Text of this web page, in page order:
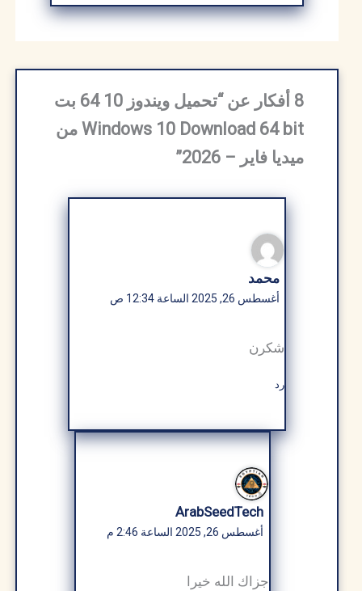
8 أفكار عن “تحميل ويندوز 10 64 بت
Windows 10 Download 64 bit من
ميديا ​​فاير – 2026”
محمد
أغسطس 26, 2025 الساعة 12:34 ص
شكرن
رد
ArabSeedTech
أغسطس 26, 2025 الساعة 2:46 م
جزاك الله خيرا